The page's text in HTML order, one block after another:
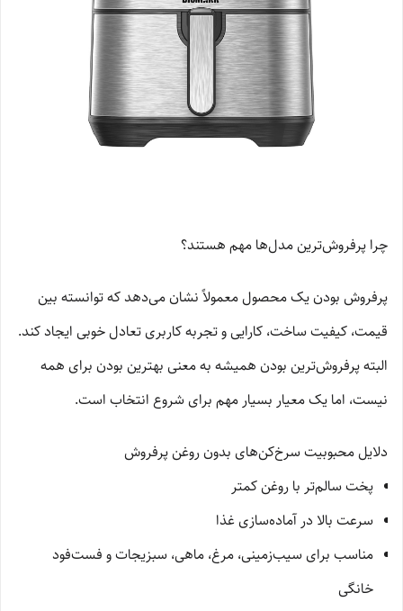
چرا پرفروش‌ترین مدل‌ها مهم هستند؟
پرفروش بودن یک محصول معمولاً نشان می‌دهد که توانسته بین
قیمت، کیفیت ساخت، کارایی و تجربه کاربری تعادل خوبی ایجاد کند.
البته پرفروش‌ترین بودن همیشه به معنی بهترین بودن برای همه
نیست، اما یک معیار بسیار مهم برای شروع انتخاب است.
دلایل محبوبیت سرخ‌کن‌های بدون روغن پرفروش
پخت سالم‌تر با روغن کمتر
سرعت بالا در آماده‌سازی غذا
مناسب برای سیب‌زمینی، مرغ، ماهی، سبزیجات و فست‌فود
خانگی